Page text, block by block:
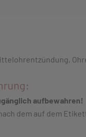
aufbewahren!
dem auf dem